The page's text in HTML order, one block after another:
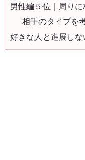
男性編５位｜周り
相手のタイプを
好きな人と進展し